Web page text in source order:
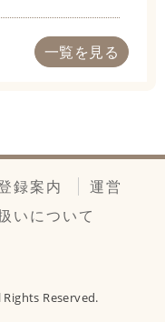
一覧を見る
録案内
運営
いについて
Rights Reserved.